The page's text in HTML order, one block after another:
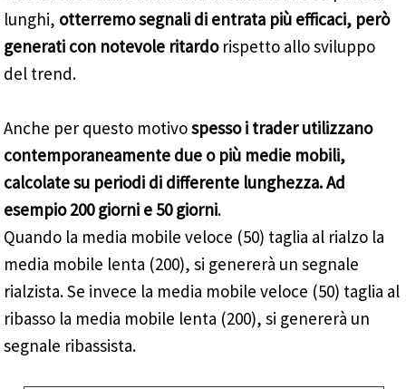
lunghi, otterremo segnali di entrata più efficaci, però
generati con notevole ritardorispetto allo sviluppo
del trend.
Anche per questo motivospesso i trader utilizzano
contemporaneamente due o più medie mobili,
calcolate su periodi di differente lunghezza. Ad
esempio 200 giorni e 50 giorni.
Quando la media mobile veloce (50) taglia al rialzo la
media mobile lenta (200), si genererà un segnale
rialzista. Se invece la media mobile veloce (50) taglia al
ribasso la media mobile lenta (200), si genererà un
segnale ribassista.